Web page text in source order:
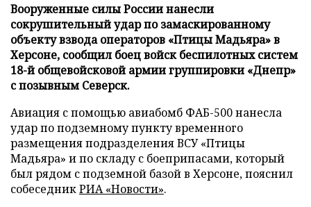
Вооруженные силы России нанесли
сокрушительный удар по замаскированному
объекту взвода операторов «Птицы Мадьяра» в
Херсоне, сообщил боец войск беспилотных систем
18-й общевойсковой армии группировки «Днепр»
с позывным Северск.
Авиация с помощью авиабомб ФАБ-500 нанесла
удар по подземному пункту временного
размещения подразделения ВСУ «Птицы
Мадьяра» и по складу с боеприпасами, который
был рядом с подземной базой в Херсоне, пояснил
собеседникРИА «Новости».